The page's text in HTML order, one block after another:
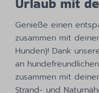
Genieße einen
zusammen mit
Hunden)! Dank
an
zusammen mit
Strand- und